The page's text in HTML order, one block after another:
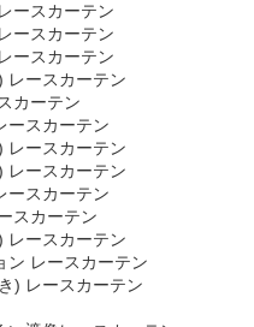
ースカーテン
ースカーテン
ースカーテン
レースカーテン
カーテン
ースカーテン
レースカーテン
レースカーテン
ースカーテン
スカーテン
レースカーテン
ン レースカーテン
) レースカーテン